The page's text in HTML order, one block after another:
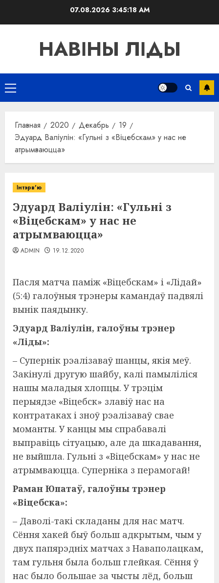
07.08.2026 3:45:18 AM
НАВІНЫ ЛІДЫ
Основное
меню
Главная 2020 Декабрь
19
Эдуард Валіулін: «Гульні з «Віцебскам» у нас не
атрымваюцца»
Інтэрв'ю
Эдуард Валіулін: «Гульні з
«Віцебскам» у нас не
атрымваюцца»
ADMIN 19.12.2020
Пасля матча паміж «Віцебскам» і «Лідай»
(5:4) галоўныя трэнеры камандаў падвялі
вынік паядынку.
Эдуард Валіулін, галоўны трэнер
«Ліды»:
– Супернік рэалізаваў шанцы, якія меў.
Закінулі другую шайбу, калі памыліліся
нашы маладыя хлопцы. У трэцім
перыядзе «Віцебск» злавіў нас на
контратаках і зноў рэалізаваў свае
моманты. У канцы мы спрабавалі
выправіць сітуацыю, але да шкадавання,
не выйшла. Гульні з «Віцебскам» у нас не
атрымваюцца. Суперніка з перамогай!
Раман Юпатаў, галоўны трэнер
«Віцебска»:
– Даволі-такі складаны для нас матч.
Сёння хакей быў больш адкрытым, чым у
двух папярэдніх матчах з Наваполацкам,
там гульня была больш глейкая. Сёння ў
нас было большае за чысты лёд, больш